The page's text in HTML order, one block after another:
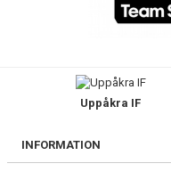
MATCHER
Uppåkra IF
INFORMATION